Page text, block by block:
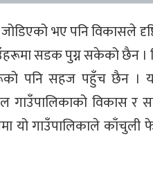
भए पनि विकासले
सडक पुग्न सकेको छैन ।
पनि सहज पहुँच छैन ।
गाउँपालिकाको विकास र
यो गाउँपालिकाले काँचुली